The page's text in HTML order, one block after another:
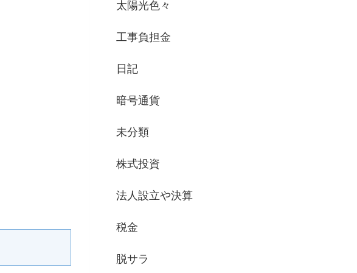
太陽光色々
工事負担金
日記
暗号通貨
未分類
株式投資
法人設立や決算
税金
脱サラ